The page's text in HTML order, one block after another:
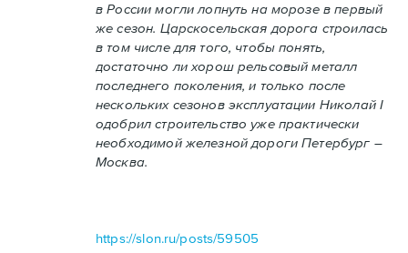
в России могли лопнуть на морозе в первый
же сезон. Царскосельская дорога строилась
в том числе для того, чтобы понять,
достаточно ли хорош рельсовый металл
последнего поколения, и только после
нескольких сезонов эксплуатации Николай I
одобрил строительство уже практически
необходимой железной дороги Петербург –
Москва.
https://slon.ru/posts/59505